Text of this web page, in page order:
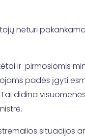
neturi
ir pirmosiomis
padės įgyti
didina
situacijos